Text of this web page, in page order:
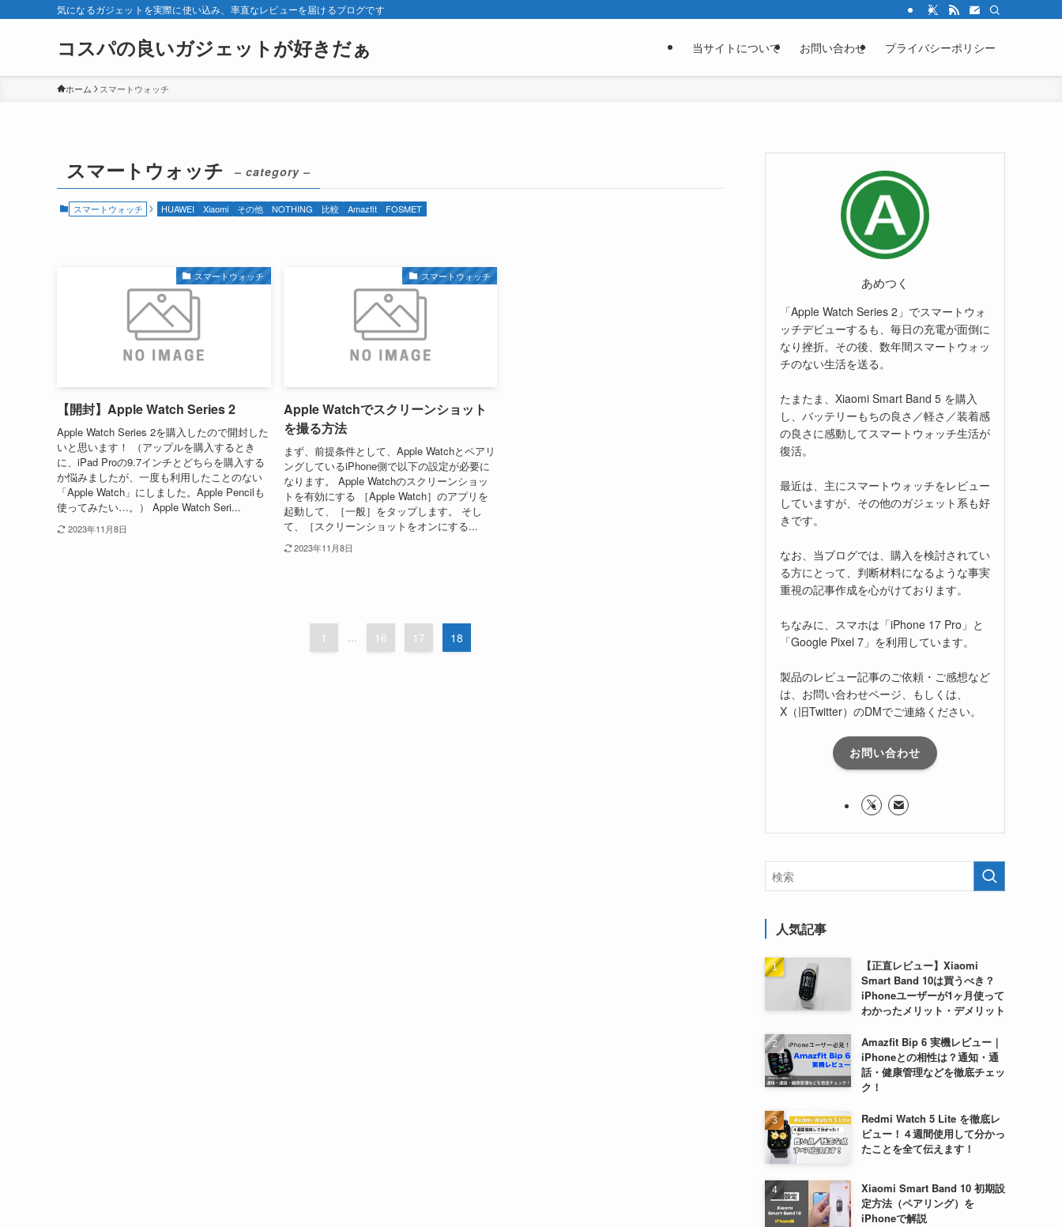
気になるガジェットを実際に使い込み、率直なレビューを届けるブログです
コスパの良いガジェットが好きだぁ 当サイトについて お問い合わせ プライバシーポリシー
ホーム スマートウォッチ
スマートウォッチ – category –
スマートウォッチ HUAWEI Xiaomi その他 NOTHING 比較 Amazfit FOSMET
スマートウォッチ
【開封】Apple Watch Series 2
Apple Watch Series 2を購入したので開封した
いと思います！ （アップルを購入するとき
に、iPad Proの9.7インチとどちらを購入する
か悩みましたが、一度も利用したことのない
「Apple Watch」にしました。Apple Pencilも
使ってみたい…。） Apple Watch Seri...
2023年11月8日
スマートウォッチ
Apple Watchでスクリーンショット
を撮る方法
まず、前提条件として、Apple Watchとペアリ
ングしているiPhone側で以下の設定が必要に
なります。 Apple Watchのスクリーンショッ
トを有効にする ［Apple Watch］のアプリを
起動して、［一般］をタップします。 そし
て、［スクリーンショットをオンにする...
2023年11月8日
1 ... 16 17 18
あめつく
「Apple Watch Series 2」でスマートウォ
ッチデビューするも、毎日の充電が面倒に
なり挫折。その後、数年間スマートウォッ
チのない生活を送る。
たまたま、Xiaomi Smart Band 5 を購入
し、バッテリーもちの良さ／軽さ／装着感
の良さに感動してスマートウォッチ生活が
復活。
最近は、主にスマートウォッチをレビュー
していますが、その他のガジェット系も好
きです。
なお、当ブログでは、購入を検討されてい
る方にとって、判断材料になるような事実
重視の記事作成を心がけております。
ちなみに、スマホは「iPhone 17 Pro」と
「Google Pixel 7」を利用しています。
製品のレビュー記事のご依頼・ご感想など
は、お問い合わせページ、もしくは、
X（旧Twitter）のDMでご連絡ください。
お問い合わせ
人気記事
【正直レビュー】Xiaomi
Smart Band 10は買うべき？
iPhoneユーザーが1ヶ月使って
わかったメリット・デメリット
Amazfit Bip 6 実機レビュー｜
iPhoneとの相性は？通知・通
話・健康管理などを徹底チェッ
ク！
Redmi Watch 5 Lite を徹底レ
ビュー！４週間使用して分かっ
たことを全て伝えます！
Xiaomi Smart Band 10 初期設
定方法（ペアリング）を
iPhoneで解説